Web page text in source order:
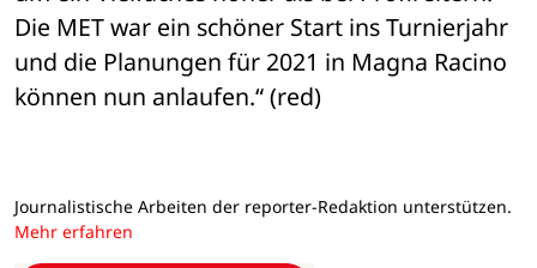
Die MET war ein schöner Start ins Turnierjahr
und die Planungen für 2021 in Magna Racino
können nun anlaufen.“ (red)
Journalistische Arbeiten der reporter-Redaktion unterstützen.
Mehr erfahren